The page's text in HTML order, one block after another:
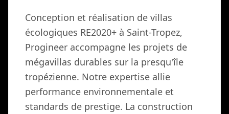
Conception et réalisation de villas
écologiques RE2020+ à Saint-Tropez,
Progineer accompagne les projets de
mégavillas durables sur la presqu'île
tropézienne. Notre expertise allie
performance environnementale et
standards de prestige. La construction